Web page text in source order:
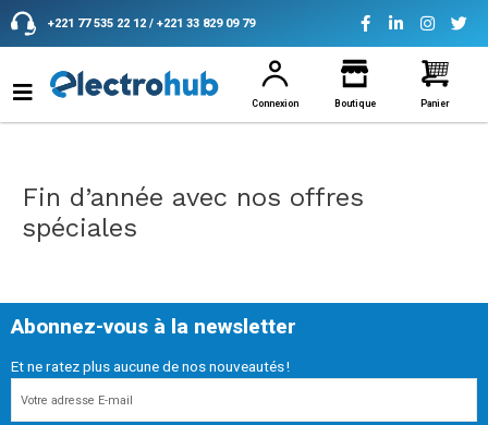
Aller
au
+221 77 535 22 12 / +221 33 829 09 79
Connexion Boutique Panier
Fin d’année avec nos offres
spéciales
Abonnez-vous à la newsletter
Et ne ratez plus aucune de nos nouveautés !